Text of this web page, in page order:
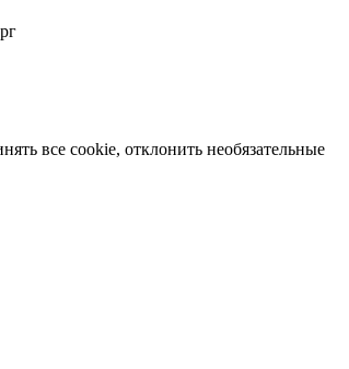
все cookie, отклонить необязательные